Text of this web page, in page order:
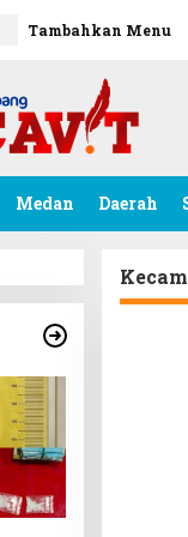
Tambahkan Menu
Medan Daerah